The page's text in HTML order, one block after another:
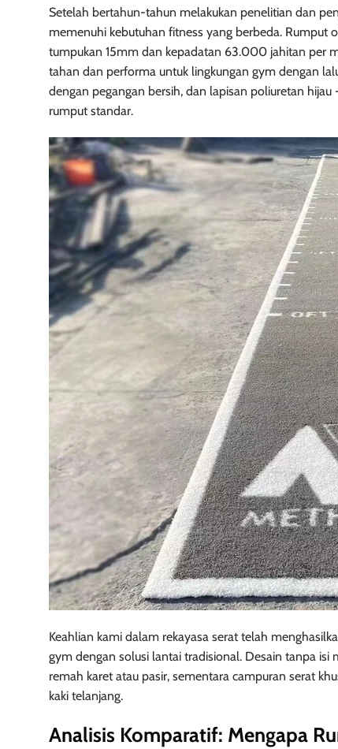
Setelah bertahun-tahun melakukan penelitian dan
memenuhi kebutuhan fitness yang berbeda.
tumpukan 15mm dan kepadatan 63.000 jahitan per
tahan dan performa untuk lingkungan gym dengan
dengan pegangan bersih, dan lapisan poliuretan
rumput standar.
Keahlian kami dalam rekayasa serat telah
gym dengan solusi lantai tradisional. Desain tanpa
remah karet atau pasir, sementara campuran serat
kaki telanjang.
Analisis Komparatif: Mengapa